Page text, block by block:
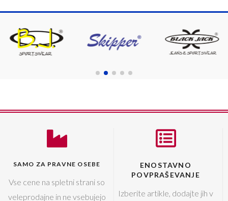
SAMO ZA PRAVNE OSEBE
Vse cene na spletni strani so
veleprodajne in ne vsebujejo
ENOSTAVNO
POVPRAŠEVANJE
Izberite artikle, dodajte jih v